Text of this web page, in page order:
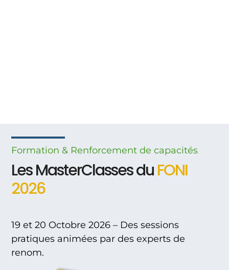
Formation & Renforcementde capacités
Les MasterClasses duFONI
2026
19 et 20 Octobre 2026 – Des sessions
pratiques animées par des experts de
renom.